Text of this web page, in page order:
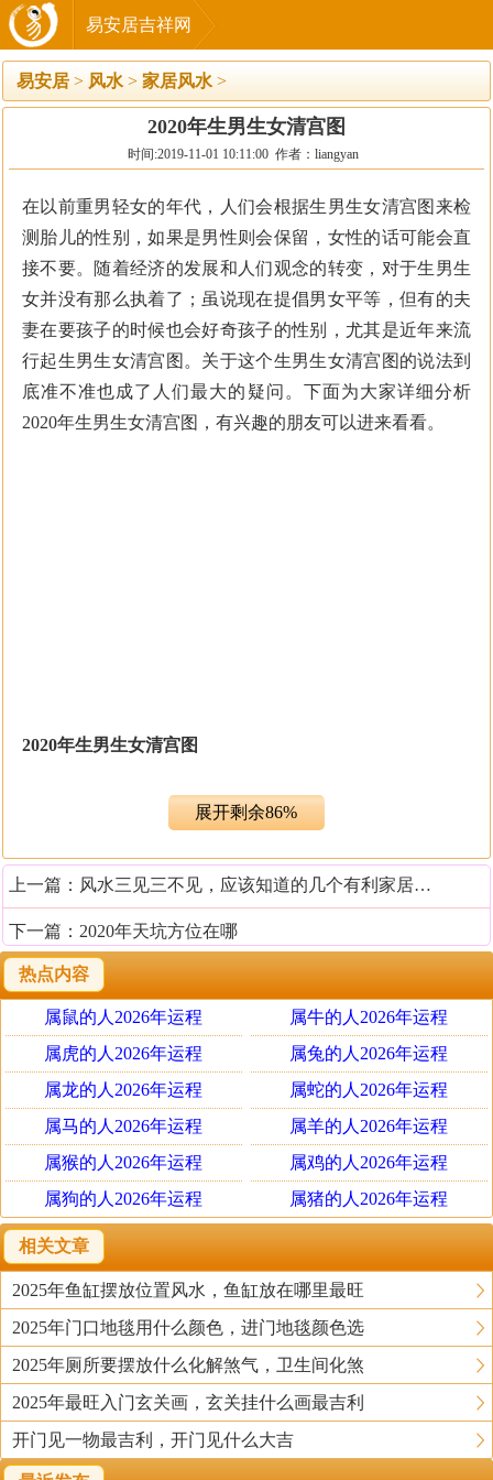
易安居吉祥网
易安居 > 风水 > 家居风水 >
2020年生男生女清宫图
时间:2019-11-01 10:11:00 作者：liangyan
在以前重男轻女的年代，人们会根据生男生女清宫图来检
测胎儿的性别，如果是男性则会保留，女性的话可能会直
接不要。随着经济的发展和人们观念的转变，对于生男生
女并没有那么执着了；虽说现在提倡男女平等，但有的夫
妻在要孩子的时候也会好奇孩子的性别，尤其是近年来流
行起生男生女清宫图。关于这个生男生女清宫图的说法到
底准不准也成了人们最大的疑问。下面为大家详细分析
2020年生男生女清宫图，有兴趣的朋友可以进来看看。
2020年生男生女清宫图
在2020年是鼠年，所以在这年出生的宝宝的生肖属相是生
岁，运势稍差，如果是已婚夫妻的，倒是可以考虑生小孩
来冲掉太岁的凶煞。自古就有一个说法，一喜冲三灾，而
生子就是属于人生的一大喜事。如果还是对生男生女特别
好奇的，那就一起去了解关于2020年生男生女清宫图吧，
说不定它可以给大家一个想要的答案。
生男生女清宫图的含义
所谓生男生女清宫图指的是清代时期，太医们根据各种生
育经验总结编辑出现的一套预测生男生女的方法。是根据
八卦、阴阳、五行等推算出来的，专门给王公贵族们使
用，至今有三百多年的历史，后面逐渐在民间流行起来。
到了现代，尤其是在农村等地区，对生男生女清宫图非常
崇拜，生子养老的观念极深。
2.2020年生男生女清宫图 怎么看
生男生女清宫图主要是针对女性预测的，一般由两个部分
构成，横坐标代表怀孕月份（一到十二月）；纵坐标代表
年龄（十八到四十五岁）。年龄主要算的是农历虚岁（比
真实年龄多一岁，比如1993年出生女性在2020年，真实年
纪是27，但在看生男生女清宫图的时候参考的年龄则是28
展开剩余86%
上一篇： 风水三见三不见，应该知道的几个有利家居的布局
下一篇： 2020年天坑方位在哪
热点内容
属鼠的人2026年运程
属牛的人2026年运程
属虎的人2026年运程
属兔的人2026年运程
属龙的人2026年运程
属蛇的人2026年运程
属马的人2026年运程
属羊的人2026年运程
属猴的人2026年运程
属鸡的人2026年运程
属狗的人2026年运程
属猪的人2026年运程
相关文章
2025年鱼缸摆放位置风水，鱼缸放在哪里最旺
2025年门口地毯用什么颜色，进门地毯颜色选
2025年厕所要摆放什么化解煞气，卫生间化煞
2025年最旺入门玄关画，玄关挂什么画最吉利
开门见一物最吉利，开门见什么大吉